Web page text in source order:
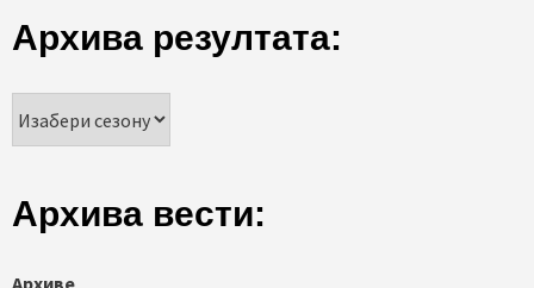
Архива резултата:
Архива вести: